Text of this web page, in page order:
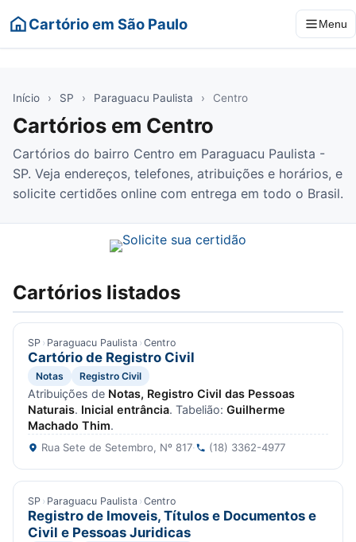
Cartório em São Paulo Menu
Início › SP › Paraguacu Paulista › Centro
Cartórios em Centro
Cartórios do bairro Centro em Paraguacu Paulista -
SP. Veja endereços, telefones, atribuições e horários, e
solicite certidões online com entrega em todo o Brasil.
Cartórios listados
SP › Paraguacu Paulista › Centro
Cartório de Registro Civil
Notas Registro Civil
Atribuições de Notas, Registro Civil das Pessoas
Naturais. Inicial entrância. Tabelião: Guilherme
Machado Thim.
Rua Sete de Setembro, Nº 817· (18) 3362-4977
SP › Paraguacu Paulista › Centro
Registro de Imoveis, Títulos e Documentos e
Civil e Pessoas Juridicas